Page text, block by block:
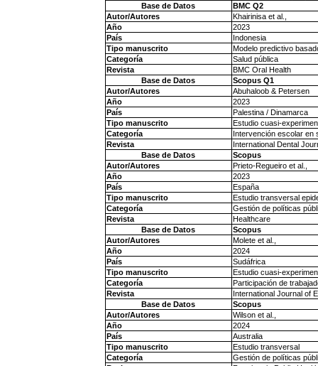
Base de Datos
BMC Q2
Autor/Autores
Khairinisa et al.,
Año
2023
País
Indonesia
Tipo manuscrito
Modelo predictivo
Categoría
Salud pública
Revista
BMC Oral Health
Base de Datos
Scopus Q1
Autor/Autores
Abuhaloob & Petersen
Año
2023
País
Palestina / Dinamarca
Tipo manuscrito
Estudio cuasi-
Categoría
Intervención escolar en
Revista
International Dental
Base de Datos
Scopus
Autor/Autores
Prieto-Regueiro et al.,
Año
2023
País
España
Tipo manuscrito
Estudio transversal
Categoría
Gestión de políticas
Revista
Healthcare
Base de Datos
Scopus
Autor/Autores
Molete et al.,
Año
2024
País
Sudáfrica
Tipo manuscrito
Estudio cuasi-
Categoría
Participación de
Revista
International Journal of
Base de Datos
Scopus
Autor/Autores
Wilson et al.,
Año
2024
País
Australia
Tipo manuscrito
Estudio transversal
Categoría
Gestión de políticas